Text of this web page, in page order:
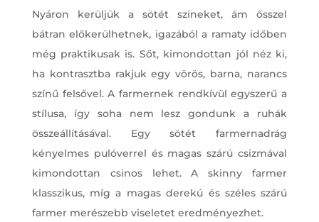
Nyáron kerüljük a sötét színeket, ám ősszel
bátran előkerülhetnek, igazából a ramaty időben
még praktikusak is. Sőt, kimondottan jól néz ki,
ha kontrasztba rakjuk egy vörös, barna, narancs
színű felsővel. A farmernek rendkívül egyszerű a
stílusa, így soha nem lesz gondunk a ruhák
összeállításával. Egy sötét farmernadrág
kényelmes pulóverrel és magas szárú csizmával
kimondottan csinos lehet. A skinny farmer
klasszikus, míg a magas derekú és széles szárú
farmer merészebb viseletet eredményezhet.